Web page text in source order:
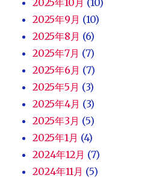
2025年9月 (10)
2025年8月 (6)
2025年7月 (7)
2025年6月 (7)
2025年5月 (3)
2025年4月 (3)
2025年3月 (5)
2025年1月 (4)
2024年12月 (7)
2024年11月 (5)